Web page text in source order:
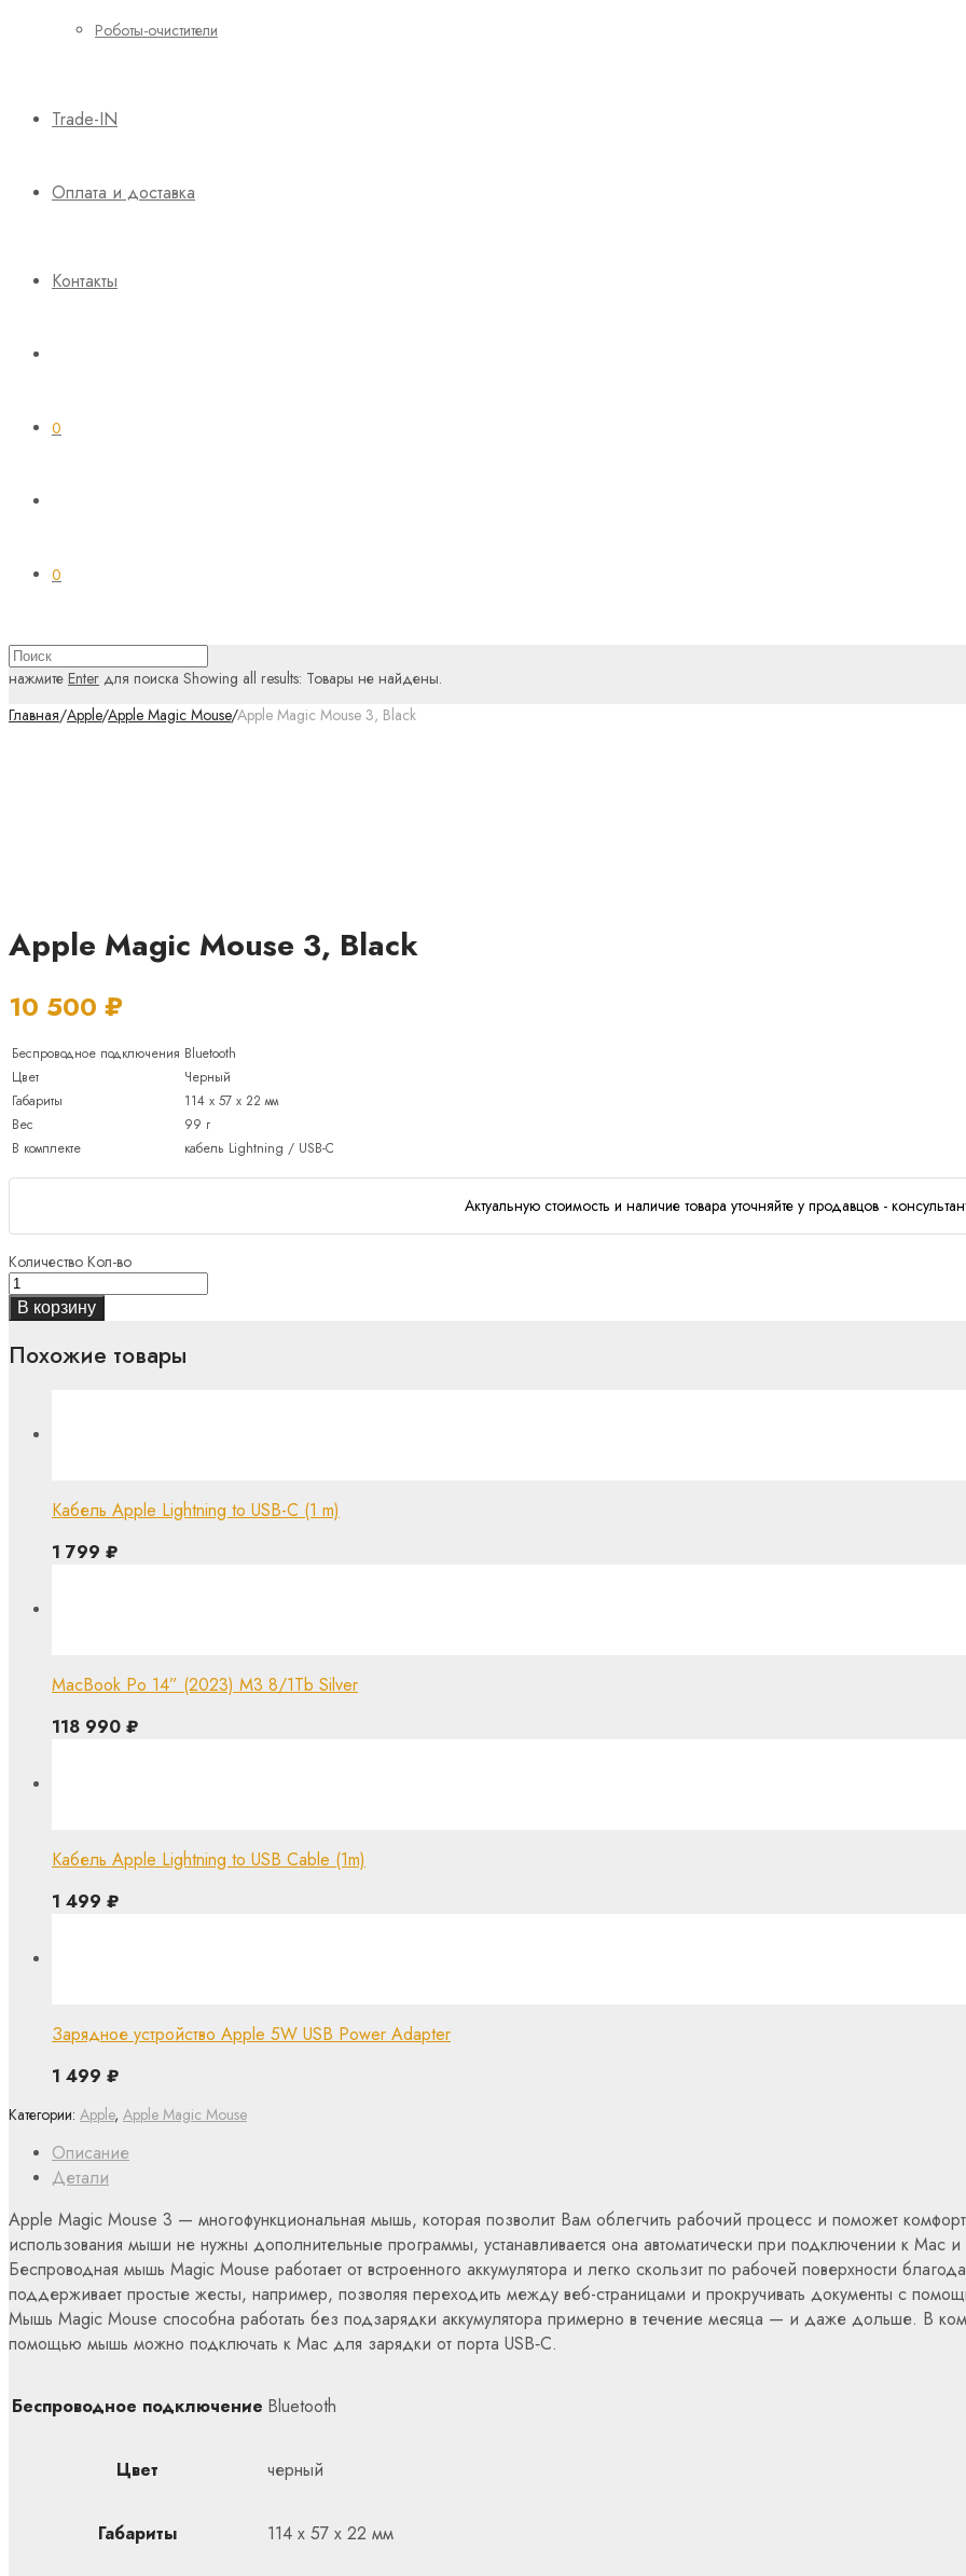
Роботы-очистители
Trade-IN
Оплата и доставка
Контакты
0
0
нажмите Enter для поиска Showing all results: Товары не найдены.
Главная/Apple/Apple Magic Mouse/Apple Magic Mouse 3, Black
Apple Magic Mouse 3, Black
10 500 ₽
Беспроводное подключения Bluetooth
Цвет
Черный
Габариты
114 x 57 x 22 мм
Вес
99 г
В комплекте
кабель Lightning / USB-C
Актуальную стоимость и наличие товара уточняйте у продавцов -
Количество Кол-во
В корзину
Описание
Детали
Apple Magic Mouse 3 — многофункциональная мышь, которая позволит Вам облегчить рабочий процесс и поможет
использования мыши не нужны дополнительные программы, устанавливается она автоматически при подключении к Mac и
Беспроводная мышь Magic Mouse работает от встроенного аккумулятора и легко скользит по рабочей поверхности
поддерживает простые жесты, например, позволяя переходить между веб-страницами и прокручивать документы с
Мышь Magic Mouse способна работать без подзарядки аккумулятора примерно в течение месяца — и даже дольше. В
помощью мышь можно подключать к Mac для зарядки от порта USB‑C.
Беспроводное подключение Bluetooth
Цвет черный
Габариты 114 x 57 x 22 мм
Категории: Apple, Apple Magic Mouse
Похожие товары
Кабель Apple Lightning to USB-C (1 m)
1 799 ₽
MacBook Po 14” (2023) M3 8/1Tb Silver
118 990 ₽
Кабель Apple Lightning to USB Cable (1m)
1 499 ₽
Зарядное устройство Apple 5W USB Power Adapter
1 499 ₽